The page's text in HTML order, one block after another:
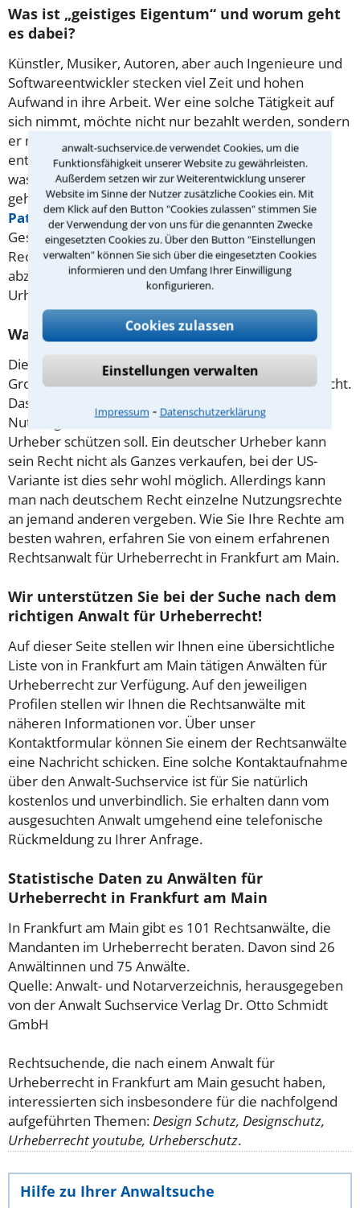
anwalt-suchservice.de verwendet Cookies, um die
Funktionsfähigkeit unserer Website zu gewährleisten.
Außerdem setzen wir zur Weiterentwicklung unserer
Website im Sinne der Nutzer zusätzliche Cookies ein. Mit
dem Klick auf den Button "Cookies zulassen" stimmen Sie
der Verwendung der von uns für die genannten Zwecke
eingesetzten Cookies zu. Über den Button "Einstellungen
verwalten" können Sie sich über die eingesetzten Cookies
informieren und den Umfang Ihrer Einwilligung
konfigurieren.
Cookies zulassen
Einstellungen verwalten
Impressum ⁃ Datenschutzerklärung
Was ist „geistiges Eigentum“ und worum geht
es dabei?
Künstler, Musiker, Autoren, aber auch Ingenieure und
Softwareentwickler stecken viel Zeit und hohen
Aufwand in ihre Arbeit. Wer eine solche Tätigkeit auf
sich nimmt, möchte nicht nur bezahlt werden, sondern
er möchte auch über die Nutzung seiner Arbeit
entscheiden. Eine Reihe von Gesetzen regelt daher,
was mit geistigen Arbeitsergebnissen passiert. Dazu
gehören auch Bereiche wie dasMarkenrecht, das
Patentrechtoder der Schutz von
Geschäftsgeheimnissen. Um den Missbrauch von
Rechten aus Musik, Kunst, Literatur oder Fotografie
abzuwenden, sollten Sie sich an einen Anwalt für
Urheberrecht in Frankfurt am Main wenden.
Was bedeutet der Begriff „Copyright“?
Dieser Begriff stammt aus den USA und
Großbritannien und existiert im deutschen Recht nicht.
Das
bezweckt den Schutz der
Nutzungsrechte, während das Urheberrecht den
Urheber schützen soll. Ein deutscher Urheber kann
sein Recht nicht als Ganzes verkaufen, bei der US-
Variante ist dies sehr wohl möglich. Allerdings kann
man nach deutschem Recht einzelne Nutzungsrechte
an jemand anderen vergeben. Wie Sie Ihre Rechte am
besten wahren, erfahren Sie von einem erfahrenen
Rechtsanwalt für Urheberrecht in Frankfurt am Main.
Wir unterstützen Sie bei der Suche nach dem
richtigen Anwalt für Urheberrecht!
Auf dieser Seite stellen wir Ihnen eine übersichtliche
Liste von in Frankfurt am Main tätigen Anwälten für
Urheberrecht zur Verfügung. Auf den jeweiligen
Profilen stellen wir Ihnen die Rechtsanwälte mit
näheren Informationen vor. Über unser
Kontaktformular können Sie einem der Rechtsanwälte
eine Nachricht schicken. Eine solche Kontaktaufnahme
über den Anwalt-Suchservice ist für Sie natürlich
kostenlos und unverbindlich. Sie erhalten dann vom
ausgesuchten Anwalt umgehend eine telefonische
Rückmeldung zu Ihrer Anfrage.
Statistische Daten zu Anwälten für
Urheberrecht in Frankfurt am Main
In Frankfurt am Main gibt es 101 Rechtsanwälte, die
Mandanten im Urheberrecht beraten. Davon sind 26
Anwältinnen und 75 Anwälte.
Quelle: Anwalt- und Notarverzeichnis, herausgegeben
von der Anwalt Suchservice Verlag Dr. Otto Schmidt
GmbH
Rechtsuchende, die nach einem Anwalt für
Urheberrecht in Frankfurt am Main gesucht haben,
interessierten sich insbesondere für die nachfolgend
aufgeführten Themen:Design Schutz, Designschutz,
Urheberrecht youtube, Urheberschutz.
Hilfe zu Ihrer Anwaltsuche